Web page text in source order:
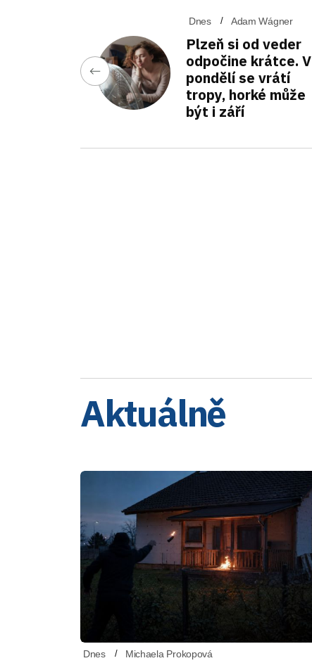
Dnes Adam Wágner
Plzeň si od veder
odpočine krátce. V
pondělí se vrátí
tropy, horké může
být i září
Aktuálně
Dnes Michaela Prokopová